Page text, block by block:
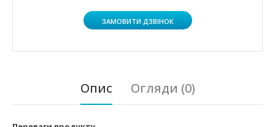
ЗАМОВИТИ ДЗВІНОК
Опис Огляди (0)